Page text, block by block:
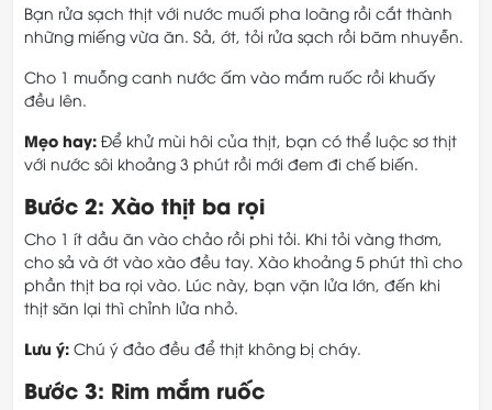
Bạn rửa sạch thịt với nước muối pha loãng rồi cắt thành
những miếng vừa ăn. Sả, ớt, tỏi rửa sạch rồi băm nhuyễn.
Cho 1 muỗng canh nước ấm vào mắm ruốc rồi khuấy
đều lên.
Mẹo hay: Để khử mùi hôi của thịt, bạn có thể luộc sơ thịt
với nước sôi khoảng 3 phút rồi mới đem đi chế biến.
Bước 2: Xào thịt ba rọi
Cho 1 ít dầu ăn vào chảo rồi phi tỏi. Khi tỏi vàng thơm,
cho sả và ớt vào xào đều tay. Xào khoảng 5 phút thì cho
phần thịt ba rọi vào. Lúc này, bạn vặn lửa lớn, đến khi
thịt săn lại thì chỉnh lửa nhỏ.
Lưu ý: Chú ý đảo đều để thịt không bị cháy.
Bước 3: Rim mắm ruốc